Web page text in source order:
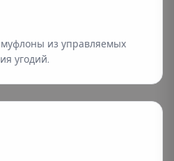
из управляемых
угодий.